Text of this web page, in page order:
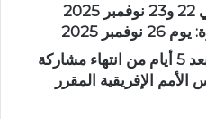
2025
وستدور الجولة الأولى إيـــاب بعد 5 أيام من انتهاء مشاركة
الإفريقية المقرر